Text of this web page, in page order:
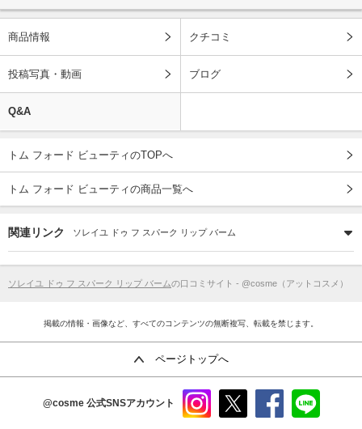
商品情報 クチコミ
投稿写真・動画 ブログ
Q&A
トム フォード ビューティのTOPへ
トム フォード ビューティの商品一覧へ
関連リンク ソレイユ ドゥ フ スパーク リップ バーム
ソレイユ ドゥ フ スパーク リップ バームの口コミサイト - @cosme（アットコスメ）
掲載の情報・画像など、すべてのコンテンツの無断複写、転載を禁じます。
ページトップへ
@cosme 公式SNSアカウント